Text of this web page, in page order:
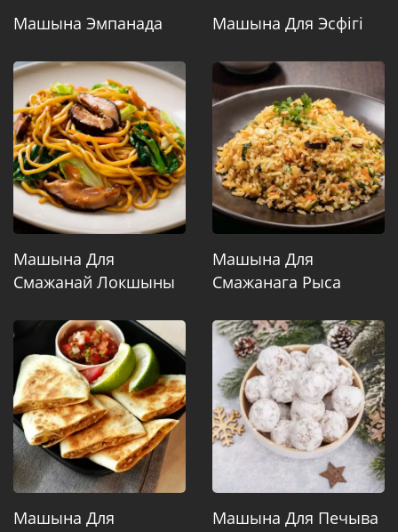
Машына Эмпанада Машына Для Эсфігі
Машына Для
Смажанай Локшыны
Машына Для
Смажанага Рыса
Машына Для
Машына Для Печыва